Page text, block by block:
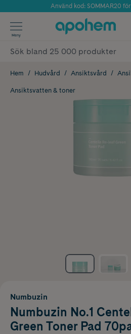
Årets Butik 2025
Använd kod: SOMMAR20
✓ Fri frakt
✓ Poäng på alla
Meny
Hem Hudvård Ansiktsvård
Ansiktsvatten & toner
Numbuzin
Numbuzin No.1
Green Toner Pad